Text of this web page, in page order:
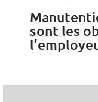
sont les